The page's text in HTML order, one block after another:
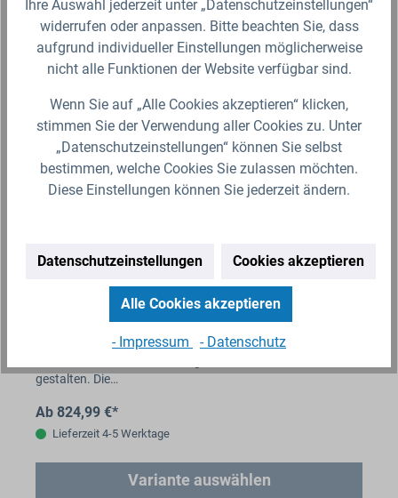
3000l IBC Wassertank nebeneinander mit Rohr
Tankverbindung
Das von uns zusammengestellte Set bietet alle
notwendigen Produkte um Regenwasser zu lagern und
gestalten. Die…
Ab 824,99 €*
Lieferzeit 4-5 Werktage
Variante auswählen
Ihre Auswahl jederzeit unter „Datenschutzeinstellungen“
widerrufen oder anpassen. Bitte beachten Sie, dass
aufgrund individueller Einstellungen möglicherweise
nicht alle Funktionen der Website verfügbar sind.
Wenn Sie auf „Alle Cookies akzeptieren“ klicken,
stimmen Sie der Verwendung aller Cookies zu. Unter
„Datenschutzeinstellungen“ können Sie selbst
bestimmen, welche Cookies Sie zulassen möchten.
Diese Einstellungen können Sie jederzeit ändern.
Datenschutzeinstellungen Cookies akzeptieren
Alle Cookies akzeptieren
- Impressum - Datenschutz